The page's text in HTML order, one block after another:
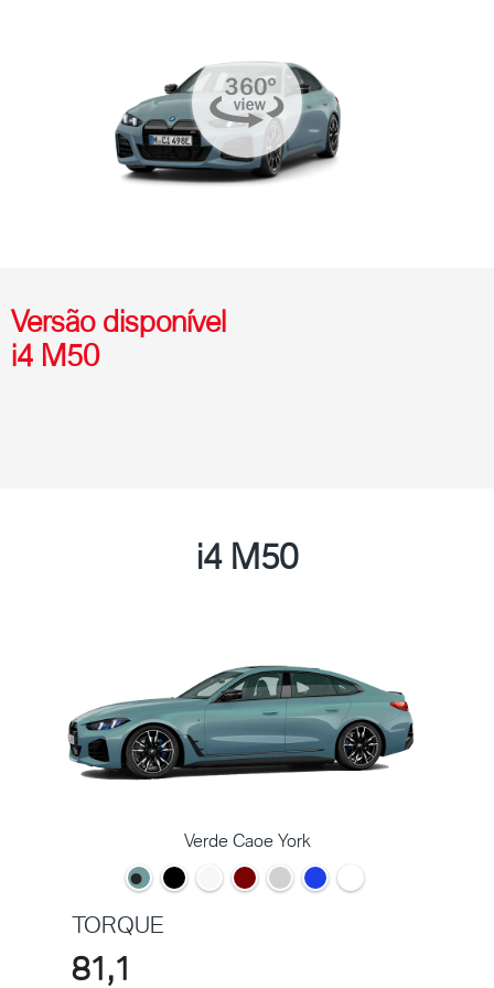
Versão disponível
i4 M50
i4 M50
Verde Caoe York
TORQUE
81,1